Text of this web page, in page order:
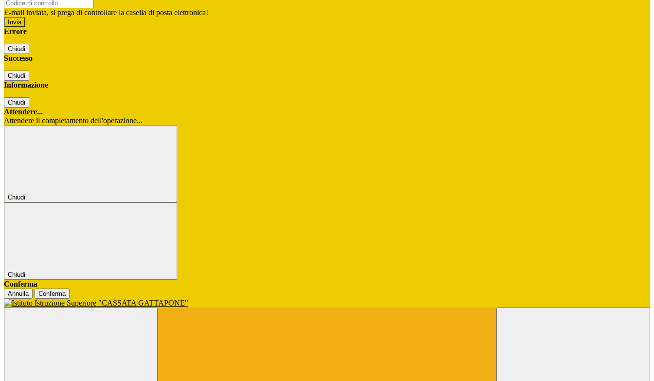
E-mail inviata, si prega di controllare la casella di posta elettronica!
Errore
Chiudi
Successo
Chiudi
Informazione
Chiudi
Attendere...
Attendere il completamento dell'operazione...
Chiudi
Chiudi
Conferma
Annulla Conferma